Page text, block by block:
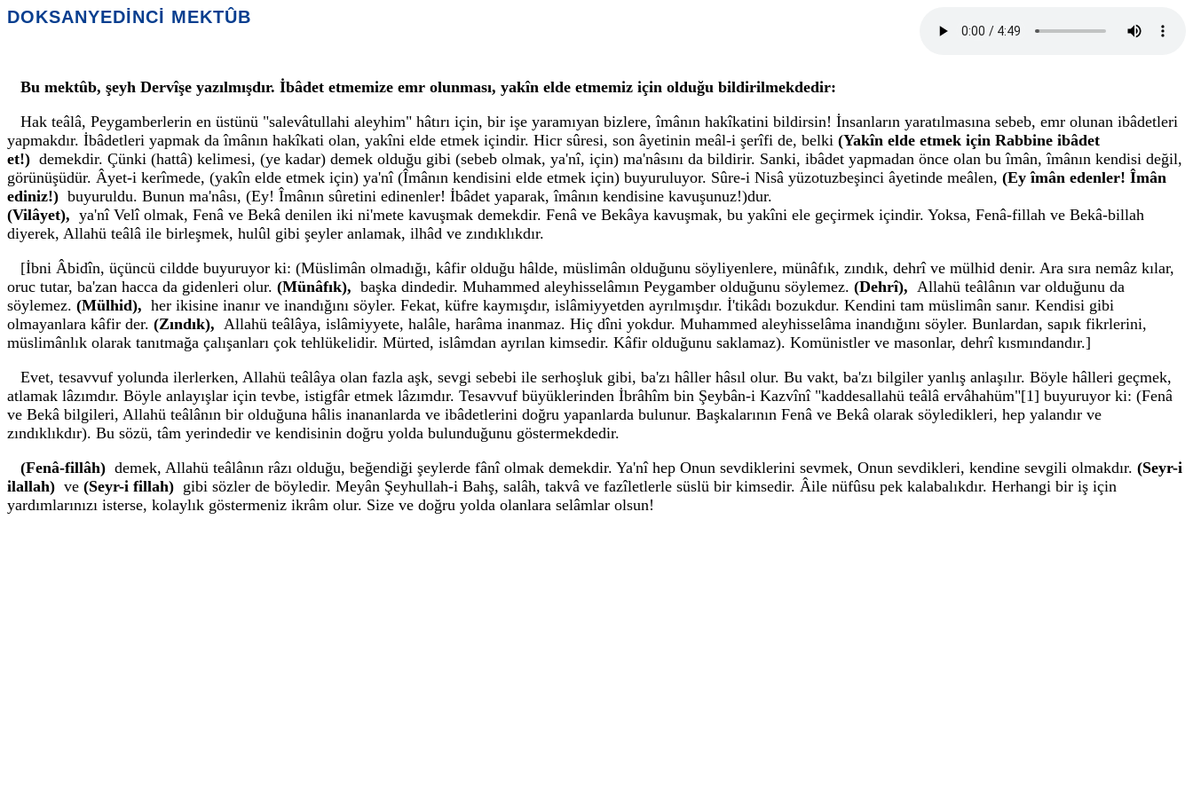
DOKSANYEDİNCİ MEKTÛB
Bu mektûb, şeyh Dervîşe yazılmışdır. İbâdet etmemize emr olunması, yakîn elde etmemiz için olduğu bildirilmekdedir:
Hak teâlâ, Peygamberlerin en üstünü "salevâtullahi aleyhim" hâtırı için, bir işe yaramıyan bizlere, îmânın hakîkatini bildirsin! İnsanların yaratılmasına sebeb, emr olunan ibâdetleri
yapmakdır. İbâdetleri yapmak da îmânın hakîkati olan, yakîni elde etmek içindir. Hicr sûresi, son âyetinin meâl-i şerîfi de, belki (Yakîn elde etmek için Rabbine ibâdet
et!) demekdir. Çünki (hattâ) kelimesi, (ye kadar) demek olduğu gibi (sebeb olmak, ya'nî, için) ma'nâsını da bildirir. Sanki, ibâdet yapmadan önce olan bu îmân, îmânın kendisi değil,
görünüşüdür. Âyet-i kerîmede, (yakîn elde etmek için) ya'nî (Îmânın kendisini elde etmek için) buyuruluyor. Sûre-i Nisâ yüzotuzbeşinci âyetinde meâlen, (Ey îmân edenler! Îmân
ediniz!) buyuruldu. Bunun ma'nâsı, (Ey! Îmânın sûretini edinenler! İbâdet yaparak, îmânın kendisine kavuşunuz!)dur.
(Vilâyet), ya'nî Velî olmak, Fenâ ve Bekâ denilen iki ni'mete kavuşmak demekdir. Fenâ ve Bekâya kavuşmak, bu yakîni ele geçirmek içindir. Yoksa, Fenâ-fillah ve Bekâ-billah
diyerek, Allahü teâlâ ile birleşmek, hulûl gibi şeyler anlamak, ilhâd ve zındıklıkdır.
[İbni Âbidîn, üçüncü cildde buyuruyor ki: (Müslimân olmadığı, kâfir olduğu hâlde, müslimân olduğunu söyliyenlere, münâfık, zındık, dehrî ve mülhid denir. Ara sıra nemâz kılar,
oruc tutar, ba'zan hacca da gidenleri olur. (Münâfık), başka dindedir. Muhammed aleyhisselâmın Peygamber olduğunu söylemez. (Dehrî), Allahü teâlânın var olduğunu da
söylemez. (Mülhid), her ikisine inanır ve inandığını söyler. Fekat, küfre kaymışdır, islâmiyyetden ayrılmışdır. İ'tikâdı bozukdur. Kendini tam müslimân sanır. Kendisi gibi
olmayanlara kâfir der. (Zındık), Allahü teâlâya, islâmiyyete, halâle, harâma inanmaz. Hiç dîni yokdur. Muhammed aleyhisselâma inandığını söyler. Bunlardan, sapık fikrlerini,
müslimânlık olarak tanıtmağa çalışanları çok tehlükelidir. Mürted, islâmdan ayrılan kimsedir. Kâfir olduğunu saklamaz). Komünistler ve masonlar, dehrî kısmındandır.]
Evet, tesavvuf yolunda ilerlerken, Allahü teâlâya olan fazla aşk, sevgi sebebi ile serhoşluk gibi, ba'zı hâller hâsıl olur. Bu vakt, ba'zı bilgiler yanlış anlaşılır. Böyle hâlleri geçmek,
atlamak lâzımdır. Böyle anlayışlar için tevbe, istigfâr etmek lâzımdır. Tesavvuf büyüklerinden İbrâhîm bin Şeybân-i Kazvînî "kaddesallahü teâlâ ervâhahüm"[1] buyuruyor ki: (Fenâ
ve Bekâ bilgileri, Allahü teâlânın bir olduğuna hâlis inananlarda ve ibâdetlerini doğru yapanlarda bulunur. Başkalarının Fenâ ve Bekâ olarak söyledikleri, hep yalandır ve
zındıklıkdır). Bu sözü, tâm yerindedir ve kendisinin doğru yolda bulunduğunu göstermekdedir.
(Fenâ-fillâh) demek, Allahü teâlânın râzı olduğu, beğendiği şeylerde fânî olmak demekdir. Ya'nî hep Onun sevdiklerini sevmek, Onun sevdikleri, kendine sevgili olmakdır. (Seyr-i
ilallah) ve (Seyr-i fillah) gibi sözler de böyledir. Meyân Şeyhullah-i Bahş, salâh, takvâ ve fazîletlerle süslü bir kimsedir. Âile nüfûsu pek kalabalıkdır. Herhangi bir iş için
yardımlarınızı isterse, kolaylık göstermeniz ikrâm olur. Size ve doğru yolda olanlara selâmlar olsun!